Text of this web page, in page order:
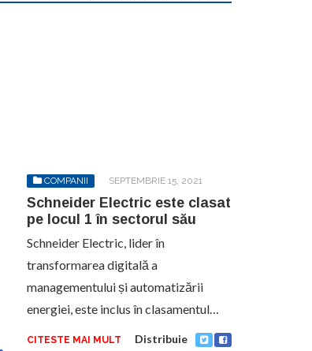
COMPANII SEPTEMBRIE 15, 2021
Schneider Electric este clasat
pe locul 1 în sectorul său
Schneider Electric, lider în
transformarea digitală a
managementului și automatizării
energiei, este inclus în clasamentul…
CITESTE MAI MULT Distribuie